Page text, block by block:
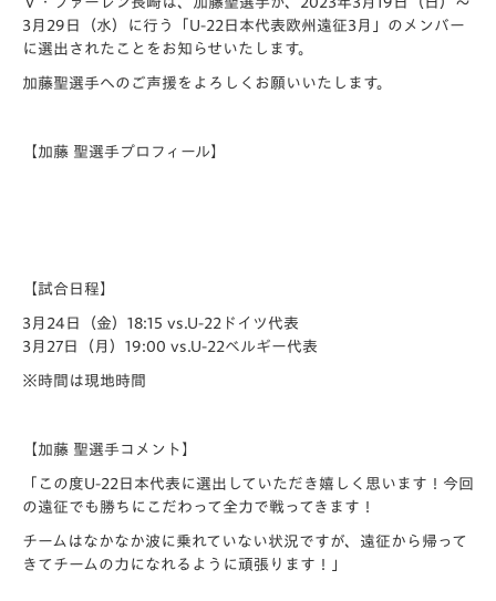
3月29日（水）に行う「U-22日本代表欧州遠征3月」のメンバー
に選出されたことをお知らせいたします。
加藤聖選手へのご声援をよろしくお願いいたします。
【加藤 聖選手プロフィール】
【試合日程】
3月24日（金）18:15 vs.U-22ドイツ代表
3月27日（月）19:00 vs.U-22ベルギー代表
※時間は現地時間
【加藤 聖選手コメント】
「この度U-22日本代表に選出していただき嬉しく思います！今回
の遠征でも勝ちにこだわって全力で戦ってきます！
チームはなかなか波に乗れていない状況ですが、遠征から帰って
きてチームの力になれるように頑張ります！」